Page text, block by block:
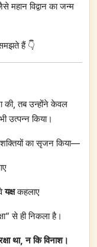
महान विद्वान का जन्म
हैं 👇
की, तब उन्होंने केवल
उत्पन्न किया।
का सृजन किया—
यक्षकहलाए
से ही निकला है।
था, न कि विनाश।